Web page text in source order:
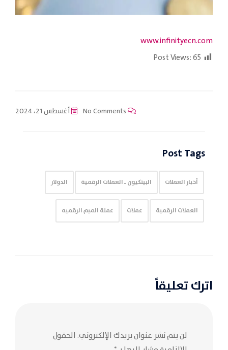
www.infinityecn.com
Post Views:65
أغسطس 21، 2024
Post Tags
أخبار العملات البيتكيون ـ العملات الرقمية الدولار
العملات الرقمية عملات عملة الميم الرقميه
اترك تعليقاً
لن يتم نشر عنوان بريدك الإلكتروني. الحقول